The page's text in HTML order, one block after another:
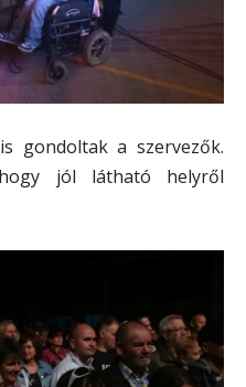
gondoltak a szervezők.
jól látható helyről